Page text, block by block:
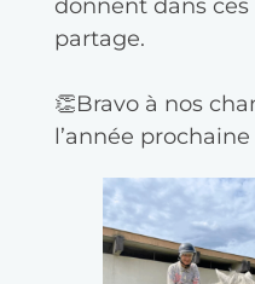
donnent dans
partage.
👏Bravo à nos
l’année prochaine